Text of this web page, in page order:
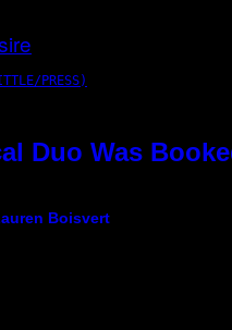
PRESS)
Duo Was
Boisvert